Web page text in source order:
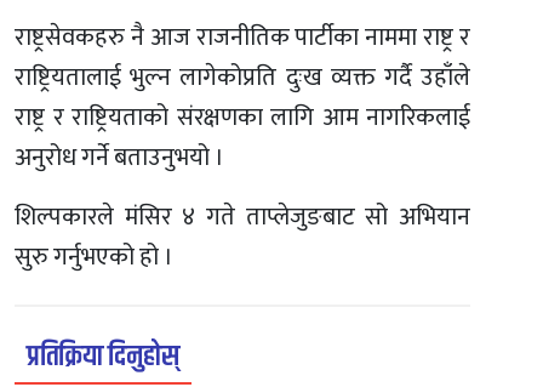
राष्ट्रसेवकहरु नै आज राजनीतिक पार्टीका नाममा राष्ट्र र
राष्ट्रियतालाई भुल्न लागेकोप्रति दुःख व्यक्त गर्दै उहाँले
राष्ट्र र राष्ट्रियताको संरक्षणका लागि आम नागरिकलाई
अनुरोध गर्ने बताउनुभयो ।
शिल्पकारले मंसिर ४ गते ताप्लेजुङबाट सो अभियान
सुरु गर्नुभएको हो ।
प्रतिक्रिया दिनुहोस्